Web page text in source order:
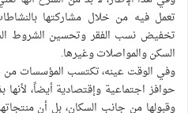
تعمل فيه من خلال مشاركتها
تخفيض نسب الفقر وتحسين الشروط
السكن والمواصلات وغيرها.
وفي الوقت عينه، تكتسب المؤسسات من
حوافز اجتماعية وإقتصادية أيضاً،
وقبولها من جانب السكان، بل أن